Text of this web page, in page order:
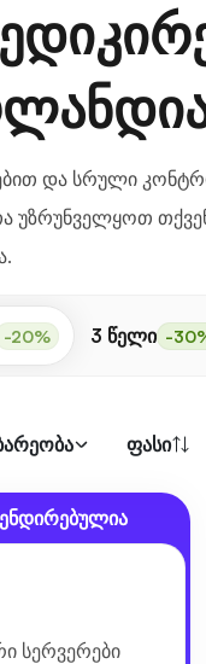
და სრული
-20% 3 წელი -
ფასი
სერვერები